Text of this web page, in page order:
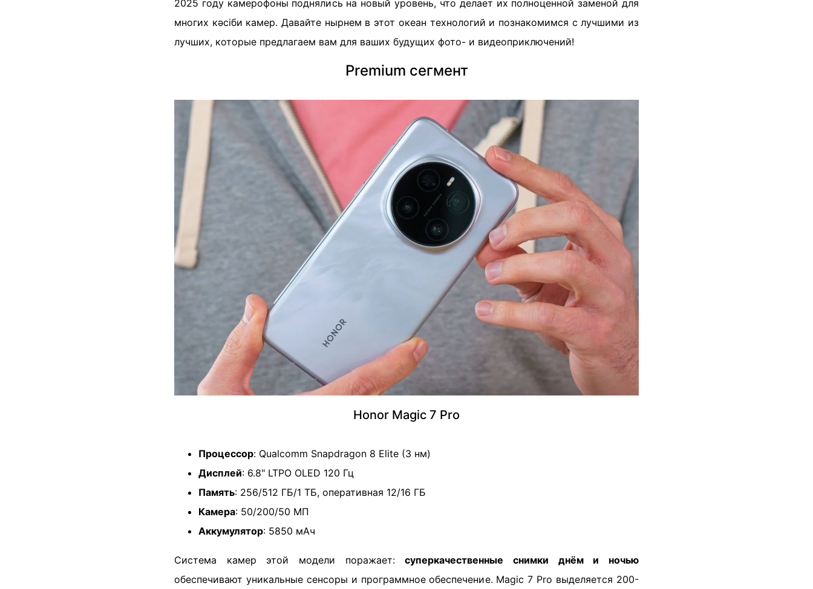
2025 году камерофоны поднялись на новый уровень, что делает их полноценной заменой для
многих кәсіби камер. Давайте нырнем в этот океан технологий и познакомимся с лучшими из
лучших, которые предлагаем вам для ваших будущих фото- и видеоприключений!
Premium сегмент
Honor Magic 7 Pro
Процессор: Qualcomm Snapdragon 8 Elite (3 нм)
Дисплей: 6.8" LTPO OLED 120 Гц
Память: 256/512 ГБ/1 ТБ, оперативная 12/16 ГБ
Камера: 50/200/50 МП
Аккумулятор: 5850 мАч
Система камер этой модели поражает:суперкачественные снимки днём и ночью
обеспечивают уникальные сенсоры и программное обеспечение. Magic 7 Pro выделяется 200-